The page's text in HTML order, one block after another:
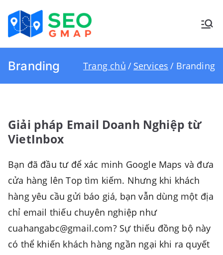
Chuyển
tới
nội
Dịch vụ SEO
Google
Maps
Đưa doanh nghiệp bạn lên Top
Google Maps!
Branding Trang chủ Services Branding
Giải pháp Email Doanh Nghiệp từ
VietInbox
Bạn đã đầu tư để xác minh Google Maps và đưa
cửa hàng lên Top tìm kiếm. Nhưng khi khách
hàng yêu cầu gửi báo giá, bạn vẫn dùng một địa
chỉ email thiếu chuyên nghiệp như
cuahangabc@gmail.com? Sự thiếu đồng bộ này
có thể khiến khách hàng ngần ngại khi ra quyết